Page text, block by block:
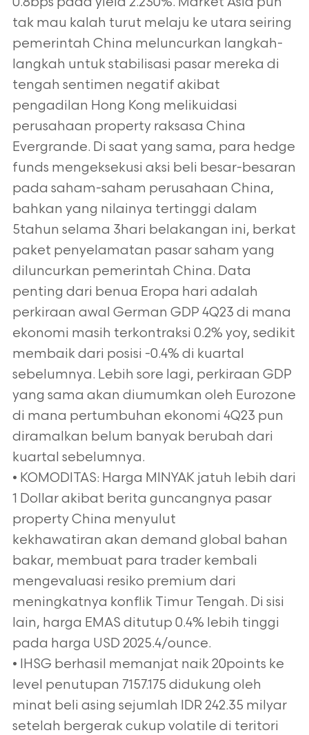
tak mau kalah turut melaju ke utara seiring
pemerintah China meluncurkan langkah-
langkah untuk stabilisasi pasar mereka di
tengah sentimen negatif akibat
pengadilan Hong Kong melikuidasi
perusahaan property raksasa China
Evergrande. Di saat yang sama, para hedge
funds mengeksekusi aksi beli besar-besaran
pada saham-saham perusahaan China,
bahkan yang nilainya tertinggi dalam
5tahun selama 3hari belakangan ini, berkat
paket penyelamatan pasar saham yang
diluncurkan pemerintah China. Data
penting dari benua Eropa hari adalah
perkiraan awal German GDP 4Q23 di mana
ekonomi masih terkontraksi 0.2% yoy, sedikit
membaik dari posisi -0.4% di kuartal
sebelumnya. Lebih sore lagi, perkiraan GDP
yang sama akan diumumkan oleh Eurozone
di mana pertumbuhan ekonomi 4Q23 pun
diramalkan belum banyak berubah dari
kuartal sebelumnya.
• KOMODITAS: Harga MINYAK jatuh lebih dari
1 Dollar akibat berita guncangnya pasar
property China menyulut
kekhawatiran akan demand global bahan
bakar, membuat para trader kembali
mengevaluasi resiko premium dari
meningkatnya konflik Timur Tengah. Di sisi
lain, harga EMAS ditutup 0.4% lebih tinggi
pada harga USD 2025.4/ounce.
• IHSG berhasil memanjat naik 20points ke
level penutupan 7157.175 didukung oleh
minat beli asing sejumlah IDR 242.35 milyar
setelah bergerak cukup volatile di teritori